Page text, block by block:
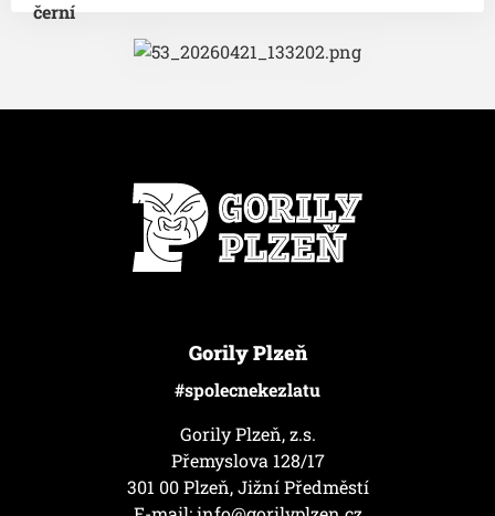
Gorily Plzeň
#spolecnekezlatu
Gorily Plzeň, z.s.
Přemyslova 128/17
301 00 Plzeň, Jižní Předměstí